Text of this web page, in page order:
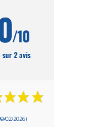
/10
sur 2 avis
02/2026)